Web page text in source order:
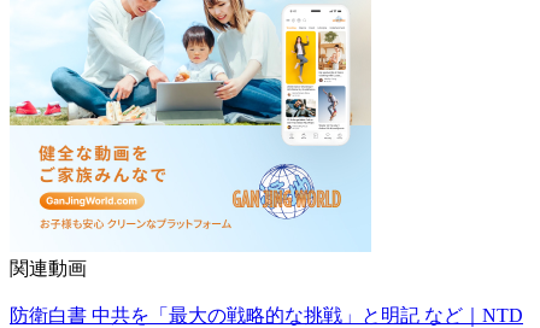
関連動画
防衛白書 中共を「最大の戦略的な挑戦」と明記 など｜NTD